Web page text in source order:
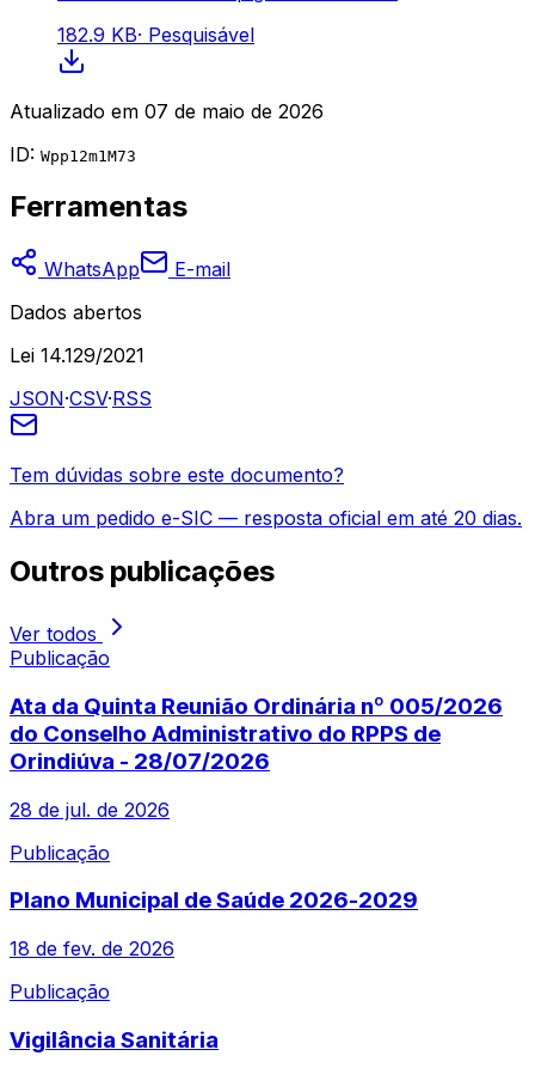
182.9 KB· Pesquisável
Atualizado em 07 de maio de 2026
ID: Wpp12m1M73
Ferramentas
WhatsApp
E-mail
Dados abertos
Lei 14.129/2021
JSON·CSV·RSS
Tem dúvidas sobre este documento?
Abra um pedido e-SIC — resposta oficial em até 20 dias.
Outros publicações
Ver todos
Publicação
Ata da Quinta Reunião Ordinária nº 005/2026
do Conselho Administrativo do RPPS de
Orindiúva - 28/07/2026
28 de jul. de 2026
Publicação
Plano Municipal de Saúde 2026-2029
18 de fev. de 2026
Publicação
Vigilância Sanitária